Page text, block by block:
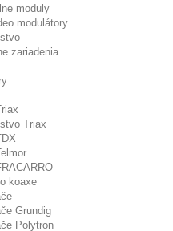
moduly
modulátory
zariadenia
Triax
koaxe
Grundig
Polytron